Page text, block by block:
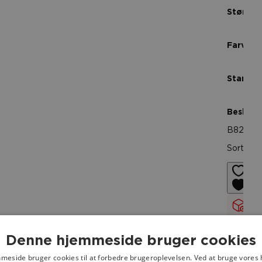
Størrelse
Farve
Stand
B827
Sort
Denne hjemmeside bruger cookies
bruger cookies til at forbedre brugeroplevelsen. Ved at bruge vores